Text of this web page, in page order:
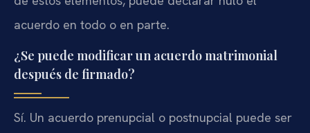
acuerdo en todo o en parte.
¿Se puede modificar un acuerdo matrimonial
después de firmado?
Sí. Un acuerdo prenupcial o postnupcial puede ser